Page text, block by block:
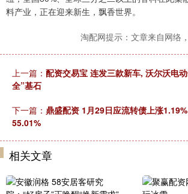
料产业，正在迎来新生，飘香世界。
淘配网提示：文章来自网络
上一篇： 配资交易宝 连发三款新车, 沃尔沃电
全”基石
下一篇： 鼎盛配资 1月29日应流转债上涨
55.01%
相关文章